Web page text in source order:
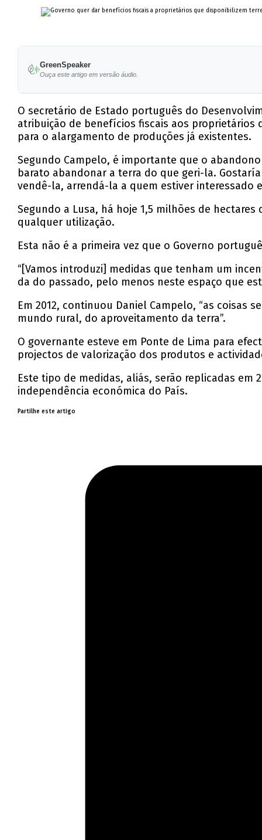
GreenSpeaker
Ouça este artigo em versão áudio.
O secretário de Estado português do
atribuição de benefícios fiscais aos
para o alargamento de produções já existentes.
Segundo Campelo, é importante que o
barato abandonar a terra do que geri-la.
vendê-la, arrendá-la a quem estiver interessado
Segundo a Lusa, há hoje 1,5 milhões de
qualquer utilização.
Esta não é a primeira vez que o Governo
“[Vamos introduzi] medidas que tenham um
da do passado, pelo menos neste espaço que
Em 2012, continuou Daniel Campelo, “as
mundo rural, do aproveitamento da terra”.
O governante esteve em Ponte de Lima para
projectos de valorização dos produtos e
Este tipo de medidas, aliás, serão replicadas
independência económica do País.
Partilhe este artigo